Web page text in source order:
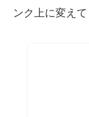
ンク上に変えて